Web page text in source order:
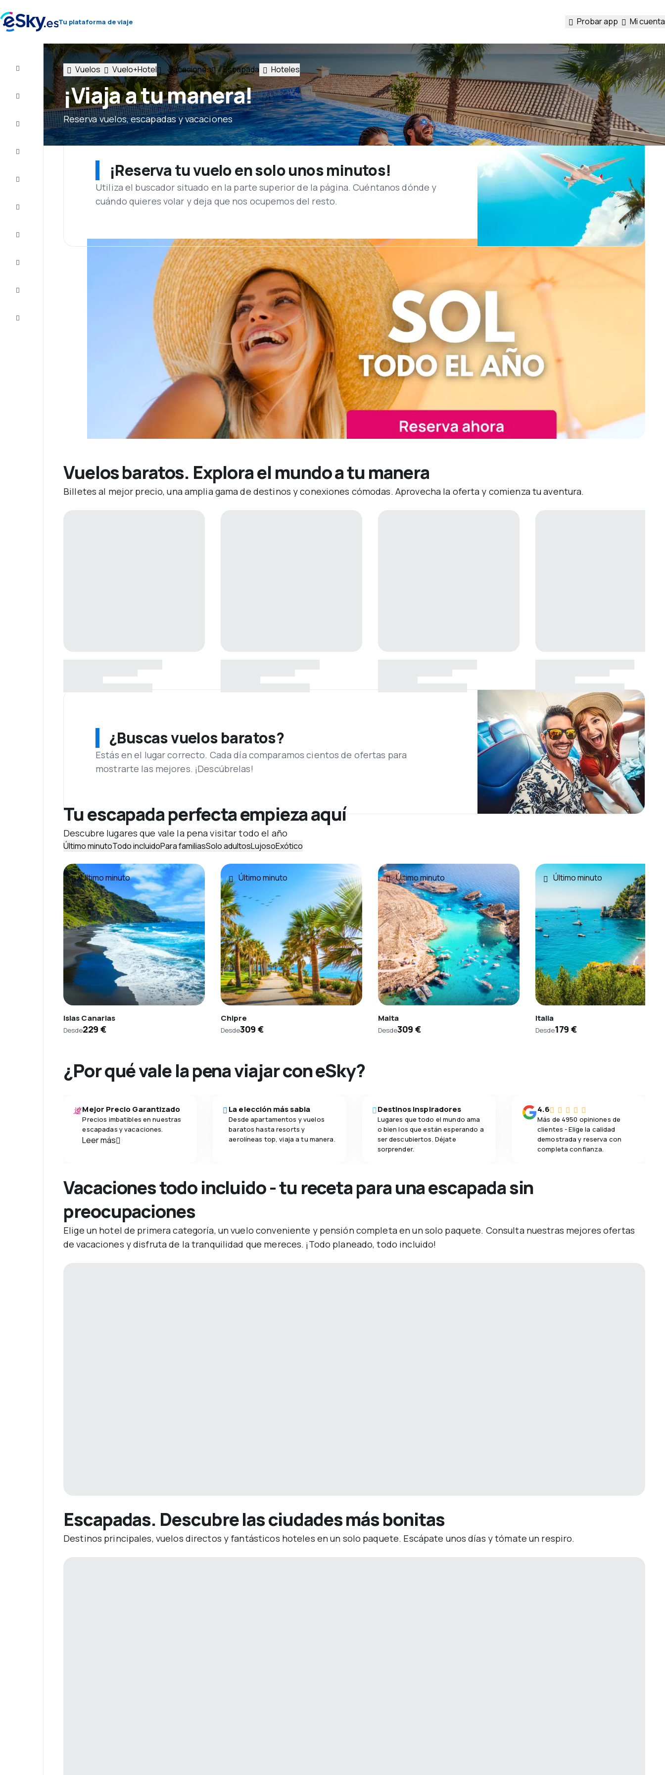
Tu plataforma de viaje Probar app Mi cuenta
Vuelo+Hotel
Vacaciones
¡Viaja a tu manera!
Reserva vuelos, escapadas y vacaciones
Vuelos Vuelo+Hotel Vacaciones Escapada Hoteles
¡Reserva tu vuelo en solo unos minutos!
Utiliza el buscador situado en la parte superior de la página. Cuéntanos dónde y
cuándo quieres volar y deja que nos ocupemos del resto.
Vuelos baratos. Explora el mundo a tu manera
Billetes al mejor precio, una amplia gama de destinos y conexiones cómodas. Aprovecha la oferta y comienza tu aventura.
¿Buscas vuelos baratos?
Estás en el lugar correcto. Cada día comparamos cientos de ofertas para
mostrarte las mejores. ¡Descúbrelas!
Tu escapada perfecta empieza aquí
Descubre lugares que vale la pena visitar todo el año
Último minutoTodo incluidoPara familiasSolo adultosLujosoExótico
Último minuto
Islas Canarias
Desde229 €
Último minuto
Chipre
Desde309 €
Último minuto
Malta
Desde309 €
Último minuto
Italia
Desde179 €
¿Por qué vale la pena viajar con eSky?
Mejor Precio Garantizado
Precios imbatibles en nuestras
escapadas y vacaciones.
Leer más
La elección más sabia
Desde apartamentos y vuelos
baratos hasta resorts y
aerolíneas top, viaja a tu manera.
Destinos inspiradores
Lugares que todo el mundo ama
o bien los que están esperando a
ser descubiertos. Déjate
sorprender.
4.6
Más de 4950 opiniones de
clientes - Elige la calidad
demostrada y reserva con
completa confianza.
Vacaciones todo incluido - tu receta para una escapada sin
preocupaciones
Elige un hotel de primera categoría, un vuelo conveniente y pensión completa en un solo paquete. Consulta nuestras mejores ofertas
de vacaciones y disfruta de la tranquilidad que mereces. ¡Todo planeado, todo incluido!
Escapadas. Descubre las ciudades más bonitas
Destinos principales, vuelos directos y fantásticos hoteles en un solo paquete. Escápate unos días y tómate un respiro.